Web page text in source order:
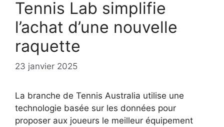
Tennis Lab simplifie
l’achat d’une nouvelle
raquette
23 janvier 2025
La branche de Tennis Australia utilise une
technologie basée sur les données pour
proposer aux joueurs le meilleur équipement